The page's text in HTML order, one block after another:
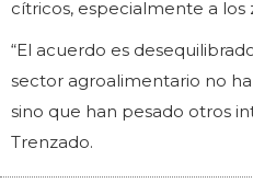
cítricos, especialmente a los
“El acuerdo es
sector agroalimentario no
sino que han pesado otros
Trenzado.